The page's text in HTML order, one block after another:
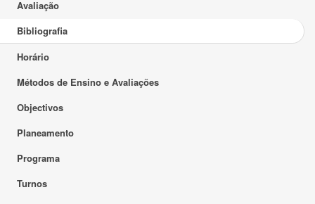
Avaliação
Bibliografia
Horário
Métodos de Ensino e Avaliações
Objectivos
Planeamento
Programa
Turnos